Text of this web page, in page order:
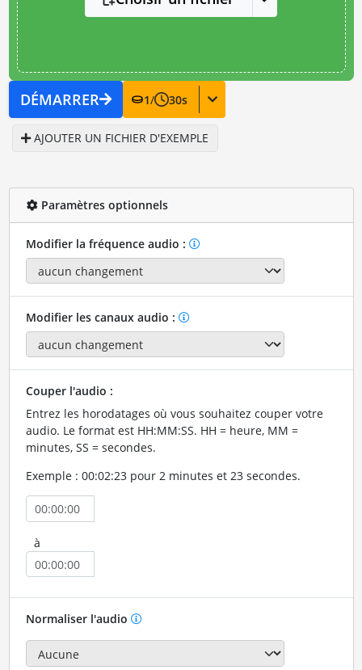
DÉMARRER 1/ 30s
AJOUTER UN FICHIER D'EXEMPLE
Paramètres optionnels
Modifier la fréquence audio :
Modifier les canaux audio :
Couper l'audio :
Entrez les horodatages où vous souhaitez couper votre
audio. Le format est HH:MM:SS. HH = heure, MM =
minutes, SS = secondes.
Exemple : 00:02:23 pour 2 minutes et 23 secondes.
à
Normaliser l'audio